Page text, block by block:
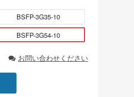
BSFP-3G35-10
BSFP-3G54-10
お問い合わせください